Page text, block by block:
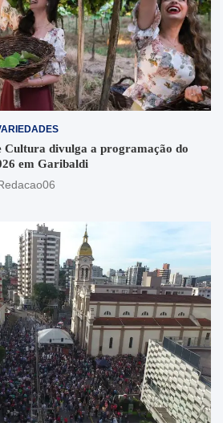
Cultura divulga a programação do
em Garibaldi